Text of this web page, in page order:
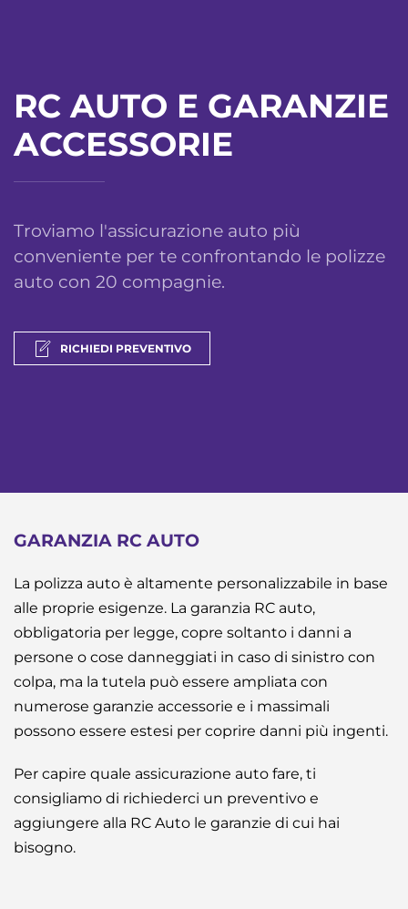
RC AUTO E GARANZIE
ACCESSORIE
Troviamo l'assicurazione auto più
conveniente per te confrontando le polizze
auto con 20 compagnie.
RICHIEDI PREVENTIVO
GARANZIA RC AUTO
La polizza auto è altamente personalizzabile in base
alle proprie esigenze. La garanzia RC auto,
obbligatoria per legge, copre soltanto i danni a
persone o cose danneggiati in caso di sinistro con
colpa, ma la tutela può essere ampliata con
numerose garanzie accessorie e i massimali
possono essere estesi per coprire danni più ingenti.
Per capire quale assicurazione auto fare, ti
consigliamo di richiederci un preventivo e
aggiungere alla RC Auto le garanzie di cui hai
bisogno.